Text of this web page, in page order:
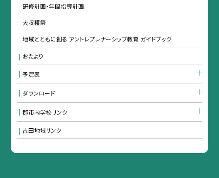
研修計画・年間指導計画
大収穫祭
地域とともに創る アントレプレナーシップ教育 ガイドブック
おたより
予定表
ダウンロード
郡市内学校リンク
吉田地域リンク